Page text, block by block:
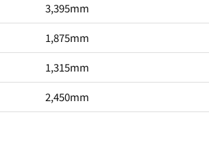
3,395mm
1,875mm
1,315mm
2,450mm